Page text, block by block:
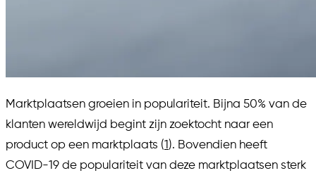
Marktplaatsen groeien in populariteit. Bijna 50% van de
klanten wereldwijd begint zijn zoektocht naar een
product op een marktplaats (1 ). Bovendien heeft
COVID-19 de populariteit van deze marktplaatsen sterk